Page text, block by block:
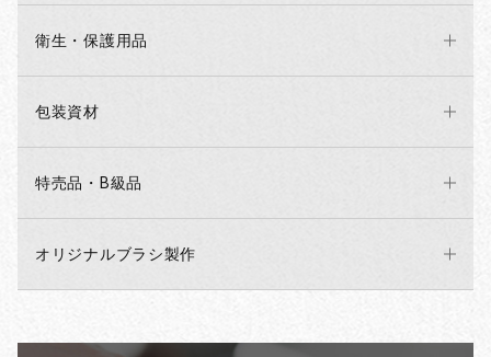
衛生・保護用品
包装資材
特売品・B級品
オリジナルブラシ製作